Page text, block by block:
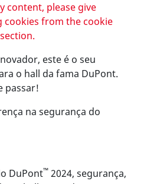
content, please give
cookies from the cookie
este é o seu
o hall da fama DuPont.
passar!
na segurança do
DuPont™ 2024, segurança,